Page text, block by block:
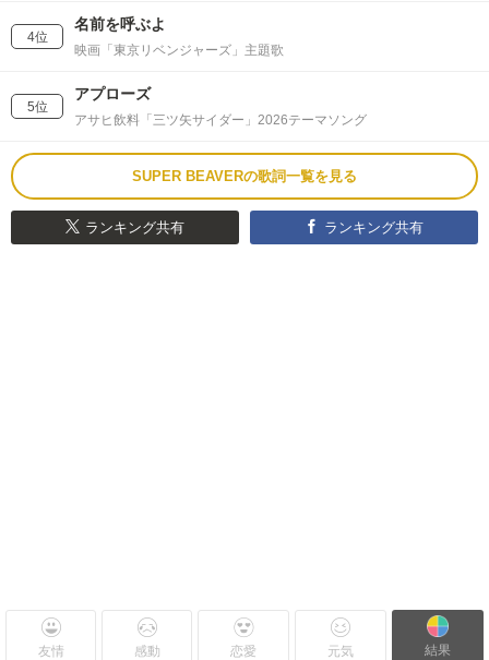
4位
名前を呼ぶよ
映画「東京リベンジャーズ」主題歌
5位
アプローズ
アサヒ飲料「三ツ矢サイダー」2026テーマソング
SUPER BEAVERの歌詞一覧を見る
ランキング共有 ランキング共有
友情 感動 恋愛 元気 結果